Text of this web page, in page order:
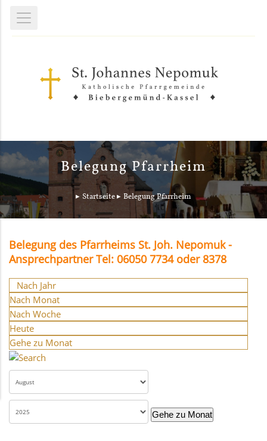
Belegung Pfarrheim
Startseite Belegung Pfarrheim
Belegung des Pfarrheims St. Joh. Nepomuk -
Ansprechpartner Tel: 06050 7734 oder 8378
Nach Jahr
Nach Monat
Nach Woche
Heute
Gehe zu Monat
Gehe zu Monat